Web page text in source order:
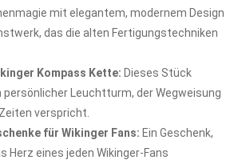
mit elegantem, modernem Design
das die alten Fertigungstechniken
Kompass Kette: Dieses Stück
persönlicher Leuchtturm, der Wegweisung
verspricht.
für Wikinger Fans: Ein Geschenk,
Herz eines jeden Wikinger-Fans